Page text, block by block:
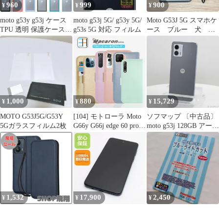
¥960
moto g53y g53j ケース
TPU 透明 保護ケース
ハードケース 耐衝撃 吸
リコン モトジー 専用
¥ 999
moto g53j 5G/ g53y 5G/
g53s 5G 対応 フィルム
¥900
Moto G53J 5G スマホケ
ース ブルー 犬
青 手帳型 カード入
¥ 1,000
MOTO G53J5G/G53Y
5Gガラスフィルム2枚
¥880
[104] モトローラ Moto
G66y G66j edge 60 pro
G64 ケース Moto G05
Moto G24 XT2423-5
G53Y スマホケース
Moto G13 手帳型 g53j
5G G32 E32S G31 Edge
40 20
¥ 15,729
ソフマップ 〔中古品〕
moto g53j 128GB アーク
ティックシルバー
PAYB0001JP SIMフリー
【377】
¥ 1,532 ¥ 17,900 ¥2,450